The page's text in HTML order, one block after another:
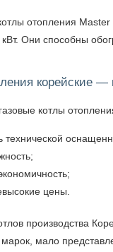
отопления
Они способны
корейские
котлы
технической
цены.
производства
мало